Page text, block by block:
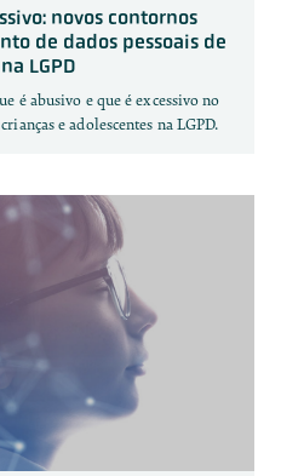
novos contornos
de dados pessoais de
LGPD
é abusivo e que é excessivo no
e adolescentes na LGPD.